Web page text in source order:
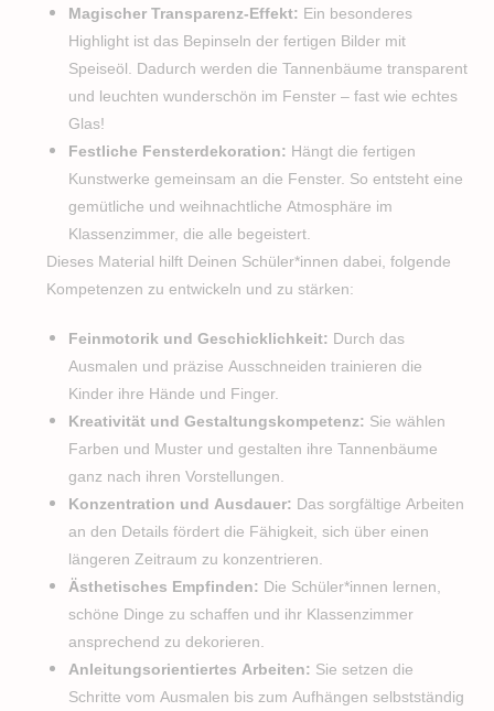
Magischer Transparenz-Effekt: Ein besonderes
Highlight ist das Bepinseln der fertigen Bilder mit
Speiseöl. Dadurch werden die Tannenbäume transparent
und leuchten wunderschön im Fenster – fast wie echtes
Glas!
Festliche Fensterdekoration: Hängt die fertigen
Kunstwerke gemeinsam an die Fenster. So entsteht eine
gemütliche und weihnachtliche Atmosphäre im
Klassenzimmer, die alle begeistert.
Dieses Material hilft Deinen Schüler*innen dabei, folgende
Kompetenzen zu entwickeln und zu stärken:
Feinmotorik und Geschicklichkeit: Durch das
Ausmalen und präzise Ausschneiden trainieren die
Kinder ihre Hände und Finger.
Kreativität und Gestaltungskompetenz: Sie wählen
Farben und Muster und gestalten ihre Tannenbäume
ganz nach ihren Vorstellungen.
Konzentration und Ausdauer: Das sorgfältige Arbeiten
an den Details fördert die Fähigkeit, sich über einen
längeren Zeitraum zu konzentrieren.
Ästhetisches Empfinden: Die Schüler*innen lernen,
schöne Dinge zu schaffen und ihr Klassenzimmer
ansprechend zu dekorieren.
Anleitungsorientiertes Arbeiten: Sie setzen die
Schritte vom Ausmalen bis zum Aufhängen selbstständig